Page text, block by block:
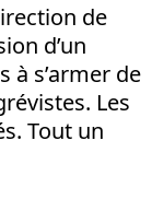
de
d’un
à s’armer de
Les
Tout un